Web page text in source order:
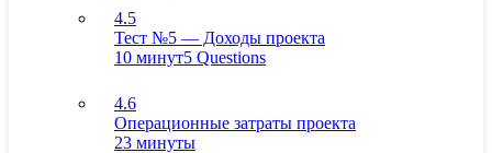
4.5
Тест №5 — Доходы проекта
10 минут5 Questions
4.6
Операционные затраты проекта
23 минуты